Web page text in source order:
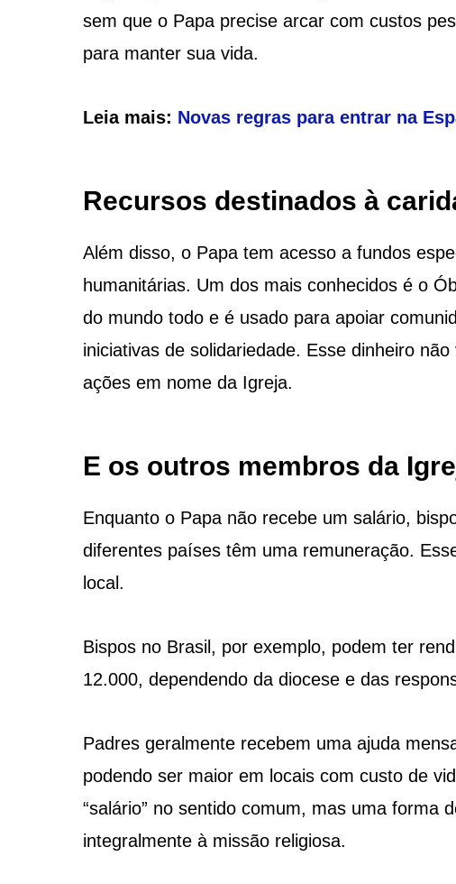
sem que o Papa precise arcar com custos
para manter sua vida.
Leia mais: Novas regras para entrar na
Recursos destinados à
Além disso, o Papa tem acesso a fundos
humanitárias. Um dos mais conhecidos é o
do mundo todo e é usado para apoiar
iniciativas de solidariedade. Esse dinheiro
ações em nome da Igreja.
E os outros membros da
Enquanto o Papa não recebe um salário,
diferentes países têm uma remuneração.
local.
Bispos no Brasil, por exemplo, podem ter
12.000, dependendo da diocese e das
Padres geralmente recebem uma ajuda
podendo ser maior em locais com custo de
“salário” no sentido comum, mas uma forma
integralmente à missão religiosa.